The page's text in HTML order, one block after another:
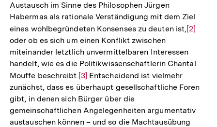
Austausch im Sinne des Philosophen Jürgen
Habermas als rationale Verständigung mit dem Ziel
eines wohlbegründeten Konsenses zu deuten ist,Zur
der
Fußnote
[2]
oder ob es sich um einen Konflikt zwischen
miteinander letztlich unvermittelbaren Interessen
handelt, wie es die Politikwissenschaftlerin Chantal
Mouffe beschreibt.Zur
Auflösung
der
Fußnote
[3] Entscheidend ist vielmehr
zunächst, dass es überhaupt gesellschaftliche Foren
gibt, in denen sich Bürger über die
gemeinschaftlichen Angelegenheiten argumentativ
austauschen können – und so die Machtausübung